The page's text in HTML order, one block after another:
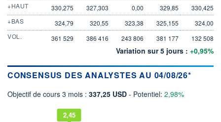
+HAUT
330,275 327,303 0,00 329,85
330,425
+BAS
324,79 320,55 323,38 325,155
324,00
VOL.
361 529 386 416 243 806 381 177 132 508
Variation sur 5 jours : +0,95%
CONSENSUS DES ANALYSTES AU 04/08/26*
Objectif de cours 3 mois : 337,25 USD - Potentiel: 2,98%
2,45